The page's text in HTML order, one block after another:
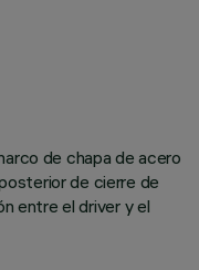
de chapa de acero
de cierre de
entre el driver y el